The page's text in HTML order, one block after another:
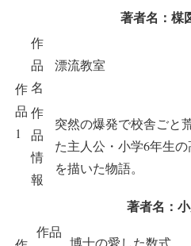
著者名：楳
作
品
1
作
品
名
漂流教室
作
品
情
報
突然の爆発で校舎ごと
た主人公・小学6年生
を描いた物語。
著者名：
作品
博士の愛した数式